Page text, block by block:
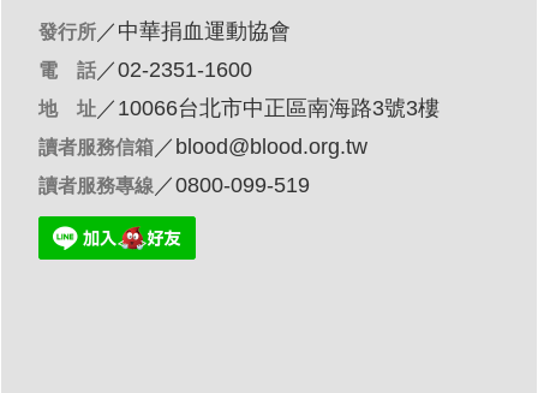
發行所 ／ 中華捐血運動協會
電 話 ／02-2351-1600
地 址 ／10066台北市中正區南海路3號3樓
讀者服務信箱 ／ blood@blood.org.tw
讀者服務專線 ／0800-099-519